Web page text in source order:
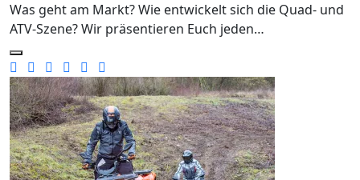
Was geht am Markt? Wie entwickelt sich die Quad- und
ATV-Szene? Wir präsentieren Euch jeden…